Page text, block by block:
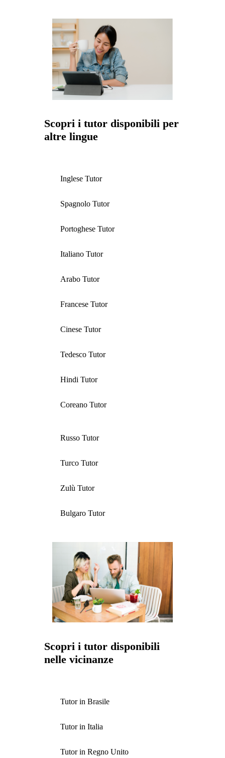
Scopri i tutor disponibili per
altre lingue
Inglese Tutor
Spagnolo Tutor
Portoghese Tutor
Italiano Tutor
Arabo Tutor
Francese Tutor
Cinese Tutor
Tedesco Tutor
Hindi Tutor
Coreano Tutor
Russo Tutor
Turco Tutor
Zulù Tutor
Bulgaro Tutor
Scopri i tutor disponibili
nelle vicinanze
Tutor in Brasile
Tutor in Italia
Tutor in Regno Unito